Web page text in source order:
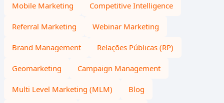
Mobile Marketing Competitive Intelligence
Referral Marketing Webinar Marketing
Brand Management Relações Públicas (RP)
Geomarketing Campaign Management
Multi Level Marketing (MLM) Blog